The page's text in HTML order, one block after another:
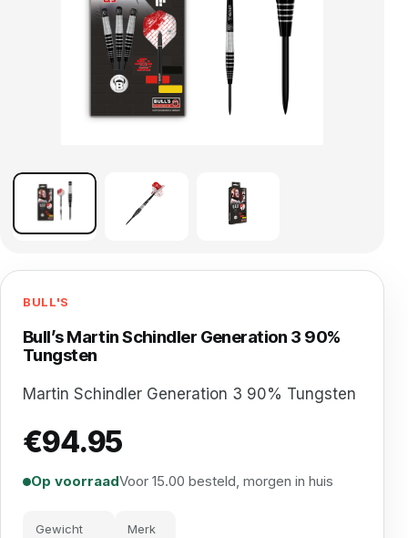
BULL'S
Bull’s Martin Schindler Generation 3 90%
Tungsten
Martin Schindler Generation 3 90% Tungsten
€94.95
Op voorraadVoor 15.00 besteld, morgen in huis
Gewicht Merk